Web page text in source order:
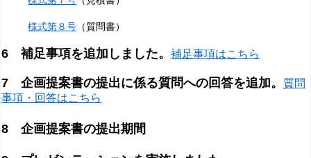
様式第８号 （質問書）
6 補足事項を追加しました。補足事項はこちら
7 企画提案書の提出に係る質問への回答を追加。
質問
事項・回答はこちら
8 企画提案書の提出期間